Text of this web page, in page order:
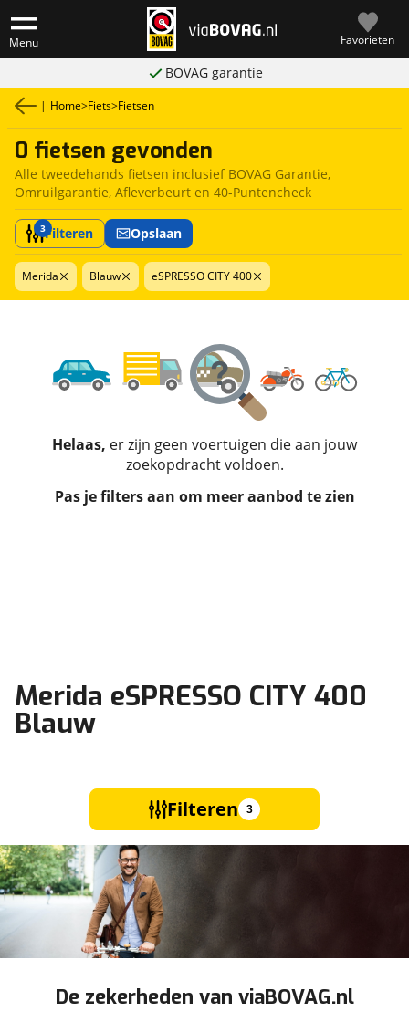
Menu Favorieten
BOVAG garantie
| Home>Fiets>Fietsen
0 fietsen gevonden
Alle tweedehands fietsen inclusief BOVAG Garantie,
Omruilgarantie, Afleverbeurt en 40-Puntencheck
3Filteren Opslaan
Merida Blauw eSPRESSO CITY 400
Helaas, er zijn geen voertuigen die aan jouw
zoekopdracht voldoen.
Pas je filters aan om meer aanbod te zien
Merida eSPRESSO CITY 400
Blauw
Filteren 3
De zekerheden van viaBOVAG.nl